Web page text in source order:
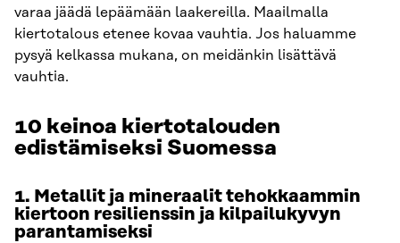
varaa jäädä lepäämään laakereilla. Maailmalla
kiertotalous etenee kovaa vauhtia. Jos haluamme
pysyä kelkassa mukana, on meidänkin lisättävä
vauhtia.
10 keinoa kiertotalouden
edistämiseksi Suomessa
1. Metallit ja mineraalit tehokkaammin
kiertoon resilienssin ja kilpailukyvyn
parantamiseksi